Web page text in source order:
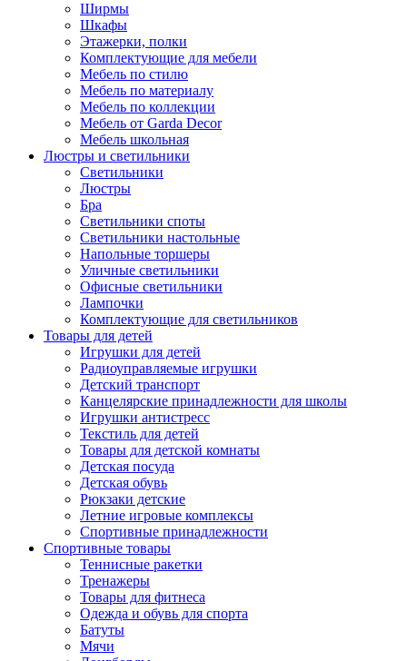
Ширмы
Шкафы
Этажерки, полки
Комплектующие для мебели
Мебель по стилю
Мебель по материалу
Мебель по коллекции
Мебель от Garda Decor
Мебель школьная
Люстры и светильники
Светильники
Люстры
Бра
Светильники споты
Светильники настольные
Напольные торшеры
Уличные светильники
Офисные светильники
Лампочки
Комплектующие для светильников
Товары для детей
Игрушки для детей
Радиоуправляемые игрушки
Детский транспорт
Канцелярские принадлежности для школы
Игрушки антистресс
Текстиль для детей
Товары для детской комнаты
Детская посуда
Детская обувь
Рюкзаки детские
Летние игровые комплексы
Спортивные принадлежности
Спортивные товары
Теннисные ракетки
Тренажеры
Товары для фитнеса
Одежда и обувь для спорта
Батуты
Мячи